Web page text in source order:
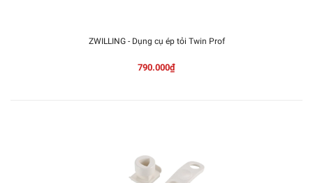
ZWILLING - Dụng cụ ép tỏi Twin Prof
790.000₫